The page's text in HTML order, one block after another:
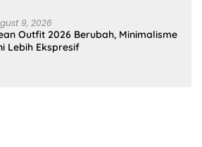
9, 2026
Outfit 2026 Berubah, Minimalisme
Lebih Ekspresif